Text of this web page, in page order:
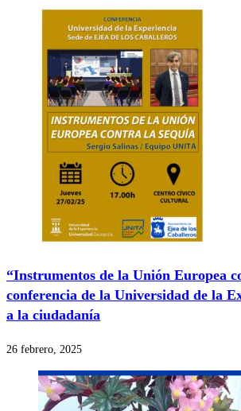
“Instrumentos de la Unión Europea
conferencia de la Universidad de la
a la ciudadanía
26 febrero, 2025